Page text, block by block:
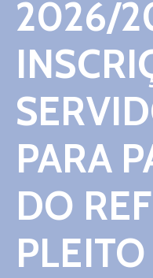
2026/
PARA
DO
PLEITO